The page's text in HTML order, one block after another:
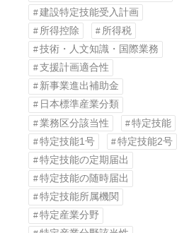
建設特定技能受入計画
所得控除
所得税
技術・人文知識・国際業務
支援計画適合性
新事業進出補助金
日本標準産業分類
業務区分該当性
特定技能
特定技能1号
特定技能2号
特定技能の定期届出
特定技能の随時届出
特定技能所属機関
特定産業分野